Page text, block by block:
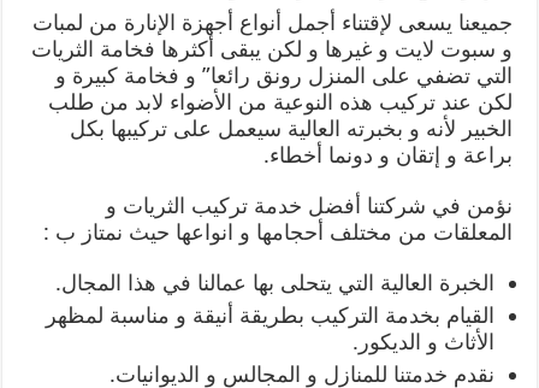
جميعنا يسعى لإقتناء أجمل أنواع أجهزة الإنارة من لمبات
و سبوت لايت و غيرها و لكن يبقى أكثرها فخامة الثريات
التي تضفي على المنزل رونق رائعا” و فخامة كبيرة و
لكن عند تركيب هذه النوعية من الأضواء لابد من طلب
الخبير لأنه و بخبرته العالية سيعمل على تركيبها بكل
براعة و إتقان و دونما أخطاء.
نؤمن في شركتنا أفضل خدمة تركيب الثريات و
المعلقات من مختلف أحجامها و انواعها حيث نمتاز ب :
الخبرة العالية التي يتحلى بها عمالنا في هذا المجال.
القيام بخدمة التركيب بطريقة أنيقة و مناسبة لمظهر
الأثاث و الديكور.
نقدم خدمتنا للمنازل و المجالس و الديوانيات.